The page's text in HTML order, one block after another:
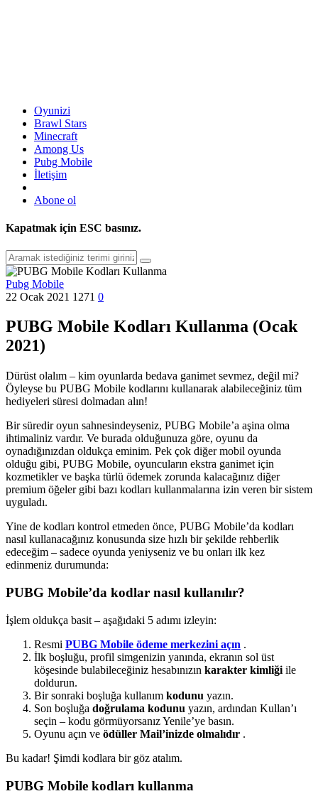
Oyunizi
Brawl Stars
Minecraft
Among Us
Pubg Mobile
İletişim
Abone ol
Kapatmak için ESC basınız.
Pubg Mobile
22 Ocak 2021 1271 0
PUBG Mobile Kodları Kullanma (Ocak
2021)
Dürüst olalım – kim oyunlarda bedava ganimet sevmez, değil mi?
Öyleyse bu PUBG Mobile kodlarını kullanarak alabileceğiniz tüm
hediyeleri süresi dolmadan alın!
Bir süredir oyun sahnesindeyseniz, PUBG Mobile’a aşina olma
ihtimaliniz vardır. Ve burada olduğunuza göre, oyunu da
oynadığınızdan oldukça eminim. Pek çok diğer mobil oyunda
olduğu gibi, PUBG Mobile, oyuncuların ekstra ganimet için
kozmetikler ve başka türlü ödemek zorunda kalacağınız diğer
premium öğeler gibi bazı kodları kullanmalarına izin veren bir sistem
uyguladı.
Yine de kodları kontrol etmeden önce, PUBG Mobile’da kodları
nasıl kullanacağınız konusunda size hızlı bir şekilde rehberlik
edeceğim – sadece oyunda yeniyseniz ve bu onları ilk kez
edinmeniz durumunda:
PUBG Mobile’da kodlar nasıl kullanılır?
İşlem oldukça basit – aşağıdaki 5 adımı izleyin:
Resmi PUBG Mobile ödeme merkezini açın .
İlk boşluğu, profil simgenizin yanında, ekranın sol üst
köşesinde bulabileceğiniz hesabınızın karakter kimliği ile
doldurun.
Bir sonraki boşluğa kullanım kodunu yazın.
Son boşluğa doğrulama kodunu yazın, ardından Kullan’ı
seçin – kodu görmüyorsanız Yenile’ye basın.
Oyunu açın ve ödüller Mail’inizde olmalıdır .
Bu kadar! Şimdi kodlara bir göz atalım.
PUBG Mobile kodları kullanma